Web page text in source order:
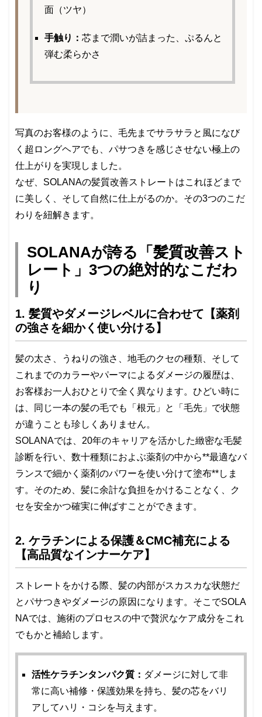
面（ツヤ）
手触り：芯まで潤いが詰まった、ぷるんと
弾む柔らかさ
写真のお客様のように、毛先までサラサラと風になび
く超ロングヘアでも、パサつきを感じさせない極上の
仕上がりを実現しました。
なぜ、SOLANAの髪質改善ストレートはこれほどまで
に美しく、そして自然に仕上がるのか。その3つのこだ
わりを紐解きます。
SOLANAが誇る「髪質改善スト
レート」3つの絶対的なこだわ
り
1. 髪質やダメージレベルに合わせて【薬剤
の強さを細かく使い分ける】
髪の太さ、うねりの強さ、地毛のクセの種類、そして
これまでのカラーやパーマによるダメージの履歴は、
お客様お一人おひとりで全く異なります。ひどい時に
は、同じ一本の髪の毛でも「根元」と「毛先」で状態
が違うことも珍しくありません。
SOLANAでは、20年のキャリアを活かした緻密な毛髪
診断を行い、数十種類におよぶ薬剤の中から**最適なバ
ランスで細かく薬剤のパワーを使い分けて塗布**しま
す。そのため、髪に余計な負担をかけることなく、ク
セを安全かつ確実に伸ばすことができます。
2. ケラチンによる保護＆CMC補充による
【高品質なインナーケア】
ストレートをかける際、髪の内部がスカスカな状態だ
とパサつきやダメージの原因になります。そこでSOLA
NAでは、施術のプロセスの中で贅沢なケア成分をこれ
でもかと補給します。
活性ケラチンタンパク質： ダメージに対して非
常に高い補修・保護効果を持ち、髪の芯をバリ
アしてハリ・コシを与えます。